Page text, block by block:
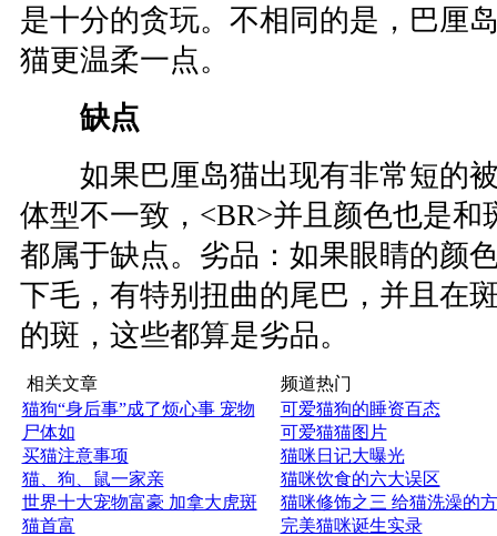
是十分的贪玩。不相同的是，巴厘
猫更温柔一点。
缺点
如果巴厘岛猫出现有非常短的被
体型不一致，<BR>并且颜色也是和
都属于缺点。劣品：如果眼睛的颜
下毛，有特别扭曲的尾巴，并且在
的斑，这些都算是劣品。
相关文章
猫狗“身后事”成了烦心事 宠物
尸体如
买猫注意事项
猫、狗、鼠一家亲
世界十大宠物富豪 加拿大虎斑
猫首富
频道热门
可爱猫狗的睡资百态
可爱猫猫图片
猫咪日记大曝光
猫咪饮食的六大误区
猫咪修饰之三 给猫洗澡的
完美猫咪诞生实录